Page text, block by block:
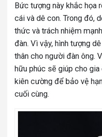
Bức tượng này khắc họa
cái và dê con. Trong đó,
thức và trách nhiệm
đàn. Vì vậy, hình tượng
thân cho người đàn ông.
hữu phúc sẽ giúp cho
kiên cường để bảo vệ
cuối cùng.